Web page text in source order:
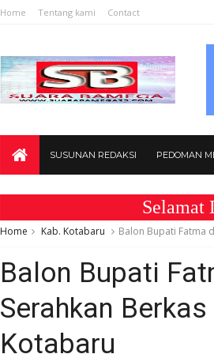
Home Tentang kami Contact
SUSUNAN REDAKSI PEDOMAN
Selamat
Home Kab. Kotabaru Balon Bupati Fatma
Balon Bupati
Serahkan
Kotabaru